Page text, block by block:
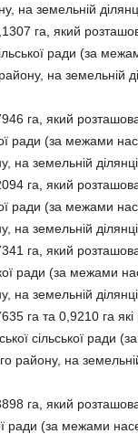
на земельній
га, який
ради (за
на земельній
га, який
ради (за межами
на земельній
га, який
ради (за межами
на земельній
га, який
ради (за межами
на земельній
га та 0,9210 га які
сільської ради
району, на
га, який
ради (за межами